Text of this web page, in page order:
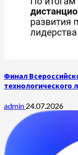
Финал
технологического
admin 24.07.2026